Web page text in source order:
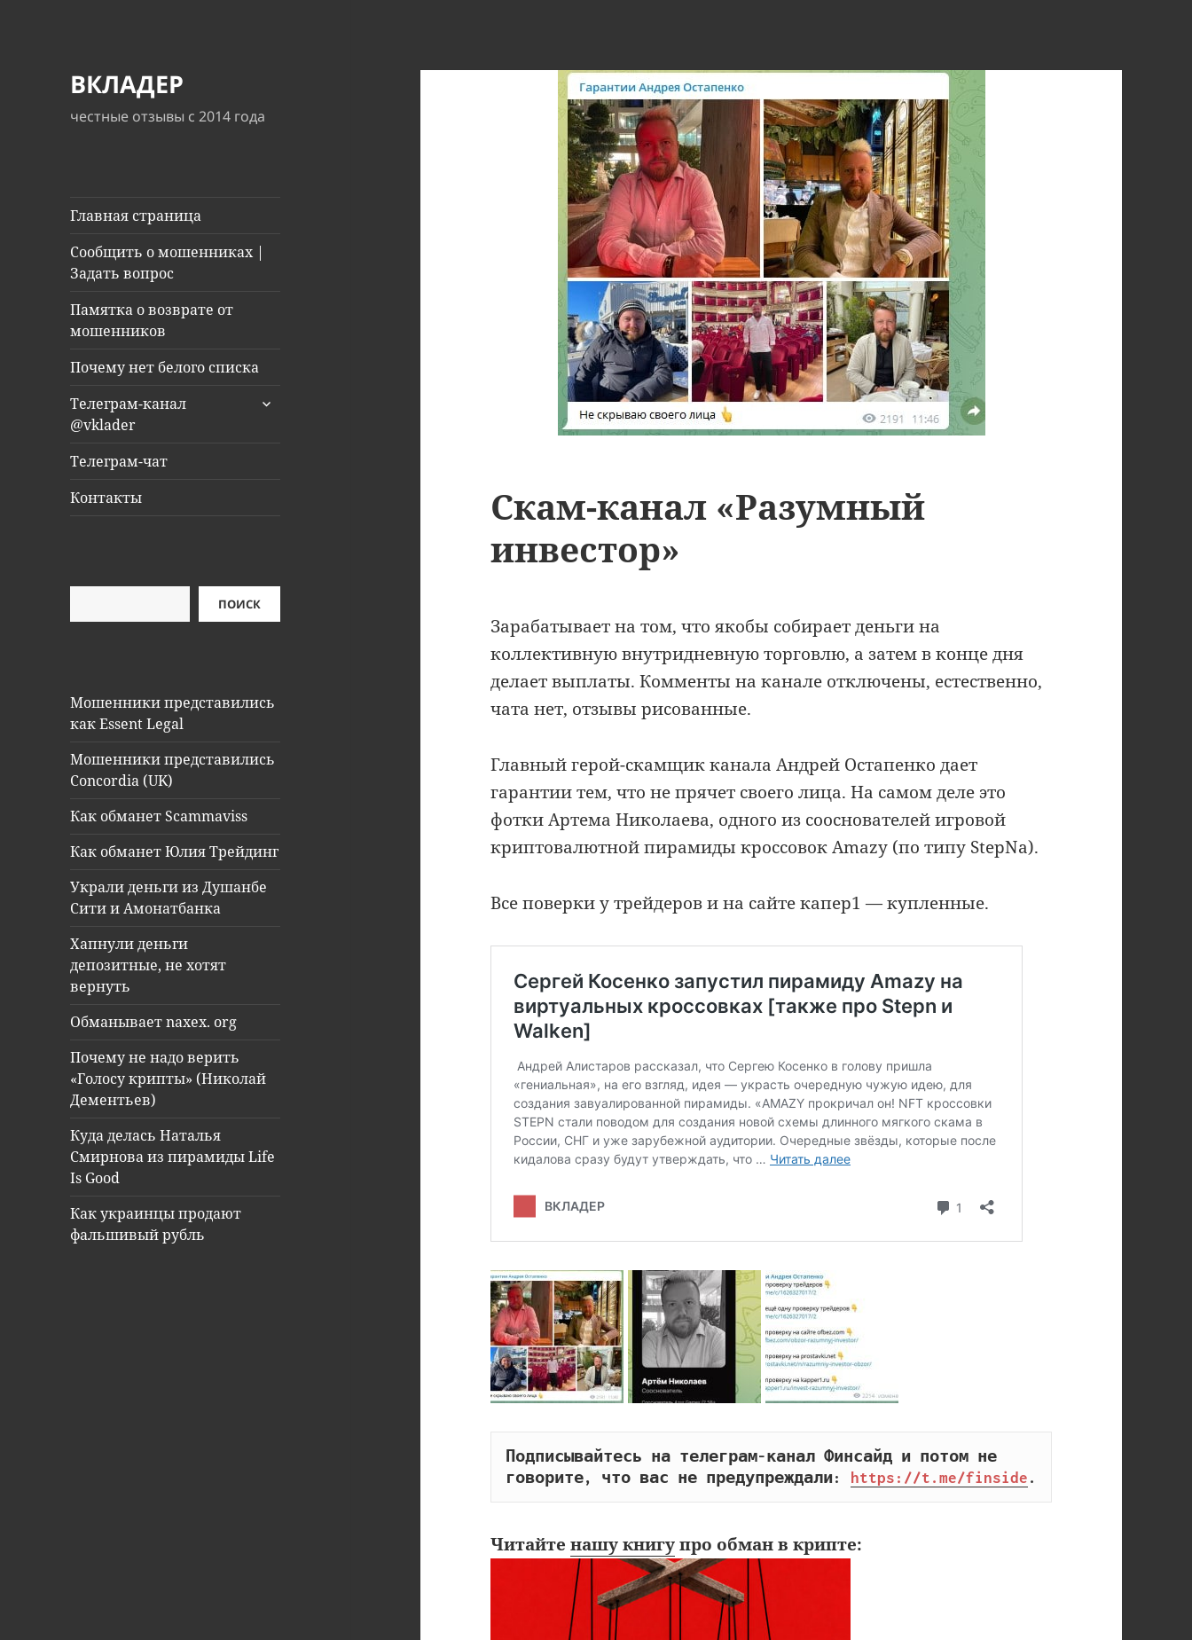
ВКЛАДЕР
честные отзывы с 2014 года
Главная страница
Сообщить о мошенниках |
Задать вопрос
Памятка о возврате от
мошенников
Почему нет белого списка
Телеграм-канал
@vklader
раскрыть
Телеграм-чат
Контакты
ПОИСК
Мошенники представились
как Essent Legal
Мошенники представились
Concordia (UK)
Как обманет Scammaviss
Как обманет Юлия Трейдинг
Украли деньги из Душанбе
Сити и Амонатбанка
Хапнули деньги
депозитные, не хотят
вернуть
Обманывает naxex. org
Почему не надо верить
«Голосу крипты» (Николай
Дементьев)
Куда делась Наталья
Смирнова из пирамиды Life
Is Good
Как украинцы продают
фальшивый рубль
Скам-канал «Разумный
инвестор»
Зарабатывает на том, что якобы собирает деньги на
коллективную внутридневную торговлю, а затем в конце дня
делает выплаты. Комменты на канале отключены, естественно,
чата нет, отзывы рисованные.
Главный герой-скамщик канала Андрей Остапенко дает
гарантии тем, что не прячет своего лица. На самом деле это
фотки Артема Николаева, одного из сооснователей игровой
криптовалютной пирамиды кроссовок Amazy (по типу StepNa).
Все поверки у трейдеров и на сайте капер1 — купленные.
Подписывайтесь на телеграм-канал Финсайд и потом не
говорите, что вас не предупреждали:
https://t.me/finside .
Читайтенашу книгупро обман в крипте: